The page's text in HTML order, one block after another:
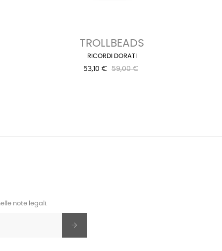
TROLLBEADS
RICORDI DORATI
53,10 € 59,00 €
note legali.